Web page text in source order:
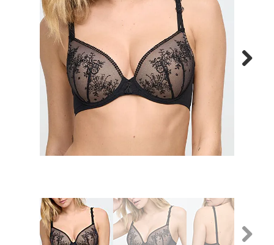
Lingerie
Badmode
Nachtmode
Over ons
Cadeaubon